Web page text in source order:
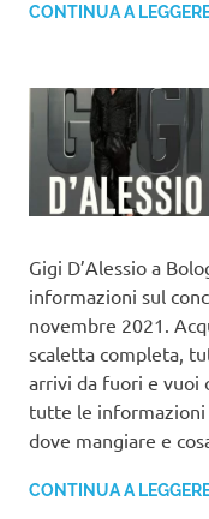
CONTINUA A
Gigi D’Alessio a
informazioni sul
novembre 2021.
scaletta completa,
arrivi da fuori e vuoi
tutte le informazioni
dove mangiare e
CONTINUA A